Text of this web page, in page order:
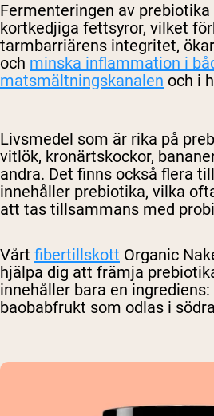
Fermenteringen av
kortkedjiga fettsyror, vilket
tarmbarriärens integritet,
och minska inflammation i
matsmältningskanalen och i
Livsmedel som är rika på
vitlök, kronärtskockor,
andra. Det finns också flera
innehåller prebiotika, vilka
att tas tillsammans med
Vårt fibertillskott Organic
hjälpa dig att främja
innehåller bara en
baobabfrukt som odlas i